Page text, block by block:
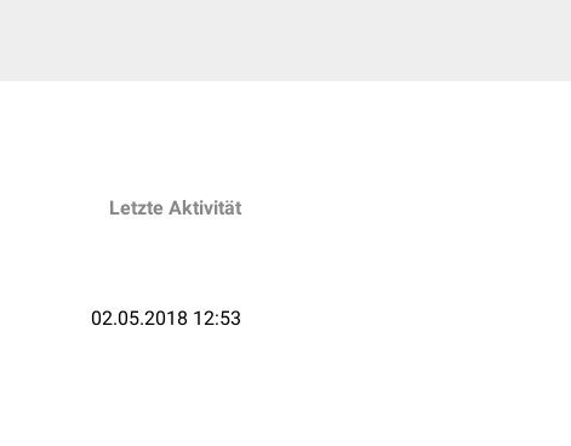
Letzte Aktivität
02.05.2018 12:53